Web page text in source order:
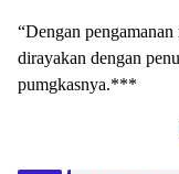
“Dengan
dirayakan dengan
pumgkasnya.***